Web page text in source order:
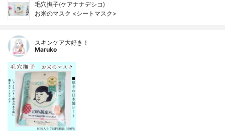
毛穴撫子(ケアナナデシコ)
お米のマスク <シートマスク>
スキンケア大好き！
Maruko